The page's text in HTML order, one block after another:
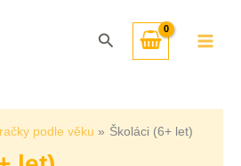
Hledat
podle věku Školáci (6+ let)
nejnovějších